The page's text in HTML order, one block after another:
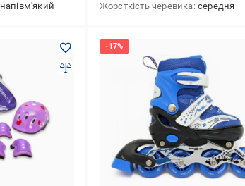
напівм'який
Жорсткість черевика середня